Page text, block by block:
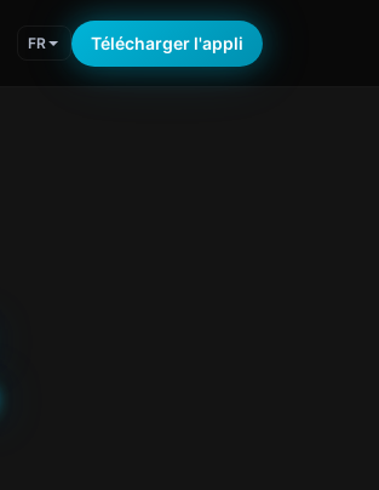
FR Télécharger l'appli